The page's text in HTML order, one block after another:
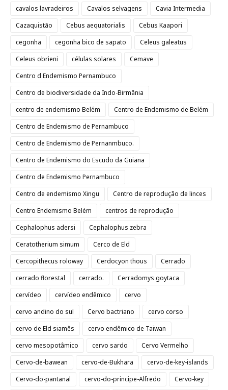
cavalos lavradeiros Cavalos selvagens
Cavia Intermedia
Cazaquistão
Cebus aequatorialis
Cebus Kaapori
cegonha
cegonha bico de sapato
Celeus galeatus
Celeus obrieni
células solares
Cemave
Centro d Endemismo Pernambuco
Centro de biodiversidade da Indo-Birmânia
centro de endemismo Belém
Centro de Endemismo de Belém
Centro de Endemismo de Pernambuco
Centro de Endemismo de Pernanmbuco.
Centro de Endemismo do Escudo da Guiana
Centro de Endemismo Pernambuco
Centro de endemismo Xingu
Centro de reprodução de linces
Centro Endemismo Belém
centros de reprodução
Cephalophus adersi
Cephalophus zebra
Ceratotherium simum
Cerco de Eld
Cercopithecus roloway
Cerdocyon thous
Cerrado
cerrado florestal
cerrado.
Cerradomys goytaca
cervídeo
cervídeo endêmico
cervo
cervo andino do sul
Cervo bactriano
cervo corso
cervo de Eld siamês
cervo endêmico de Taiwan
cervo mesopotâmico
cervo sardo
Cervo Vermelho
Cervo-de-bawean
cervo-de-Bukhara
cervo-de-key-islands
Cervo-do-pantanal
cervo-do-principe-Alfredo
Cervo-key